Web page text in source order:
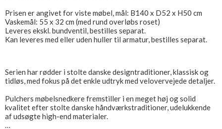
Prisen er angivet for viste møbel, mål: B140 x D52 x H50 cm
Vaskemål: 55 x 32 cm (med rund overløbs roset)
Leveres ekskl. bundventil, bestilles separat.
Kan leveres med eller uden huller til armatur, bestilles separat.
Serien har rødder i stolte danske designtraditioner, klassisk og
tidløs, med fokus på det enkle udtryk med velovervejede detaljer.
Pulchers møbelsnedkere fremstiller i en meget høj og solid
kvalitet efter stolte danske håndværkstraditioner, udelukkende
af udsøgte high-end materialer.